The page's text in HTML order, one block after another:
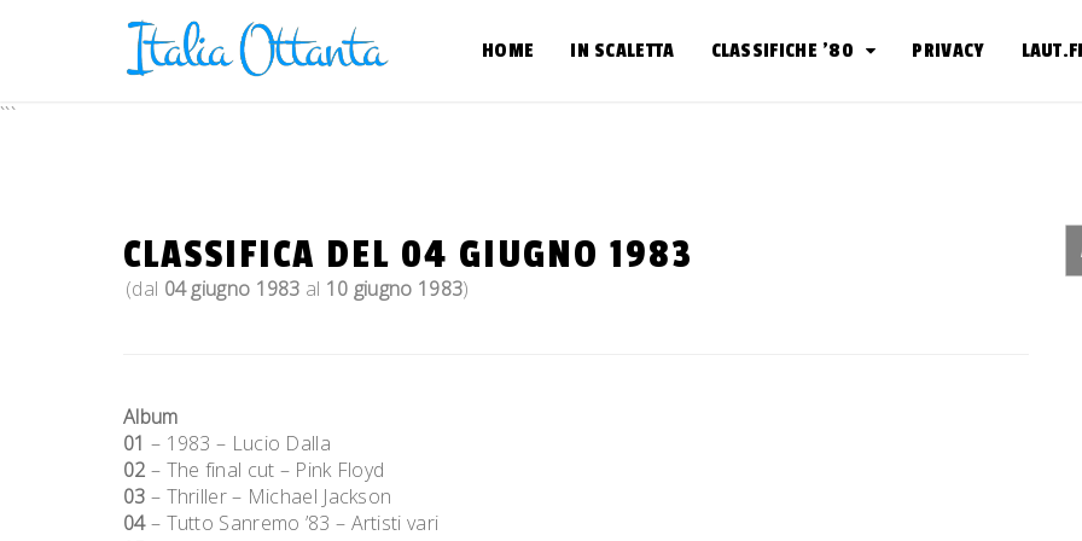
HOME IN SCALETTA CLASSIFICHE ’80 PRIVACY
```
CLASSIFICA DEL 04 GIUGNO 1983
(dal 04 giugno 1983 al 10 giugno 1983)
Album
01 – 1983 – Lucio Dalla
02 – The final cut – Pink Floyd
03 – Thriller – Michael Jackson
04– Tutto Sanremo ’83 – Artisti vari